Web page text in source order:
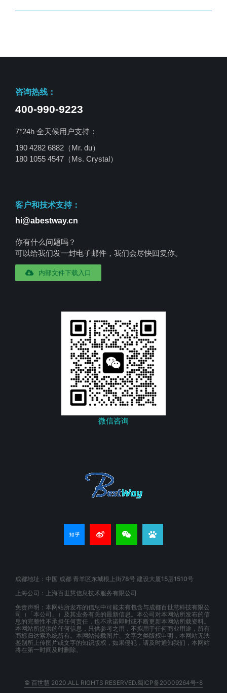
咨询热线：
400-990-9223
7*24h 全天候用户支持：
190 4282 6882（Mr. du）
180 1055 4547 （Ms. Crystal）
客户和技术支持：
hi@abestway.cn
你有什么问题吗？
可以给我们发一封电子邮件，我们会尽快回复你。
内部文件下载入口
微信咨询
成都地址：中国 成都 青羊区东城根上街78号 建设大厦15层1510号
上海公司：上海百世慧信息技术服务有限公司
免责声明：本网站所发布的信息中可能未有包含与成都百世慧科技有限公
司（「本公司」）及其业务有关的最新信息。本公司对本网站所发布的信
息的完整性不承担任何责任，也不承诺即时或不断更新本网站所载资料。
本网站所提供的任何信息，只供参考之用，不拟用于任何商业用途，所有
商标归达索系统所有。本网站转载图片、文字之类版权申明，本网站无法
鉴别所上传图片或文字的知识版权，如果侵犯，请及时通知我们，本网站
将在第一时间及时删除。
© 百世慧 2020.ALL RIGHTS RESERVED.蜀ICP备20009264号-8